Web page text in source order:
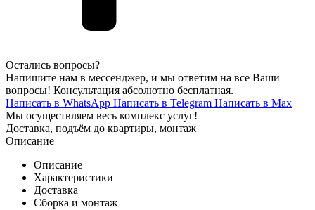
Остались вопросы?
Напишите нам в мессенджер, и мы ответим на все Ваши
вопросы! Консультация абсолютно бесплатная.
Написать в WhatsApp Написать в Telegram Написать в Max
Мы осуществляем весь комплекс услуг!
Доставка, подъём до квартиры, монтаж
Описание
Описание
Характеристики
Доставка
Сборка и монтаж